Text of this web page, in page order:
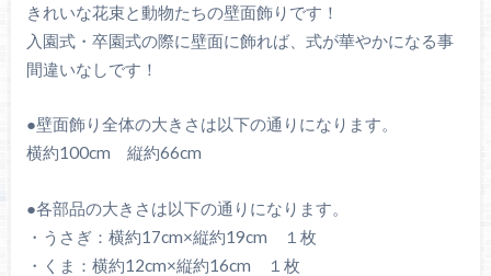
きれいな花束と動物たちの壁面飾りです！
入園式・卒園式の際に壁面に飾れば、式が華やかになる事
間違いなしです！
●壁面飾り全体の大きさは以下の通りになります。
横約100cm 縦約66cm
●各部品の大きさは以下の通りになります。
・うさぎ：横約17cm×縦約19cm １枚
・くま：横約12cm×縦約16cm １枚